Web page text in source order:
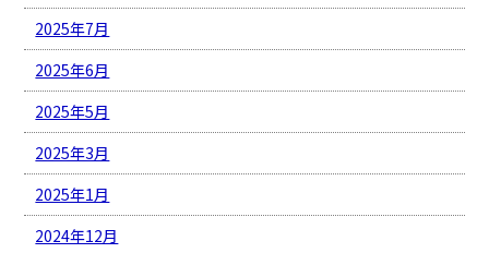
2025年7月
2025年6月
2025年5月
2025年3月
2025年1月
2024年12月